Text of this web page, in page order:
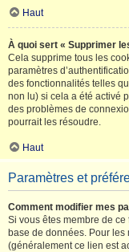
Haut
À quoi sert « Supprimer
Cela supprime tous les
paramètres
des fonctionnalités telles
non lu) si cela a été activé
des problèmes de
pourrait les résoudre.
Haut
Paramètres et
Comment modifier mes
Si vous êtes membre de
base de données. Pour les
(généralement ce lien est